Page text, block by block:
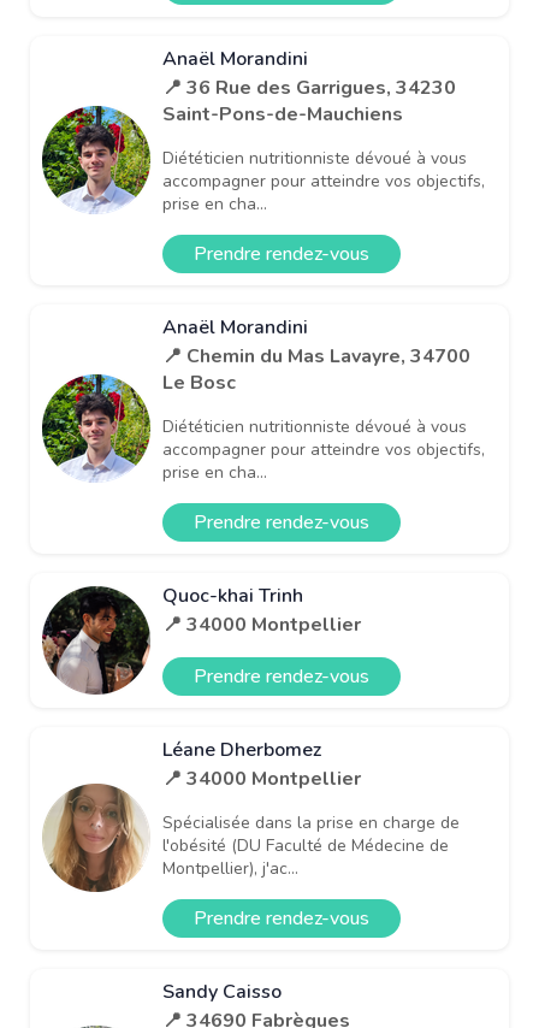
Anaël Morandini
📍 36 Rue des Garrigues, 34230
Saint-Pons-de-Mauchiens
Diététicien nutritionniste dévoué à vous
accompagner pour atteindre vos objectifs,
prise en cha...
Prendre rendez-vous
Anaël Morandini
📍 Chemin du Mas Lavayre, 34700
Le Bosc
Diététicien nutritionniste dévoué à vous
accompagner pour atteindre vos objectifs,
prise en cha...
Prendre rendez-vous
Quoc-khai Trinh
📍 34000 Montpellier
Prendre rendez-vous
Léane Dherbomez
📍 34000 Montpellier
Spécialisée dans la prise en charge de
l'obésité (DU Faculté de Médecine de
Montpellier), j'ac...
Prendre rendez-vous
Sandy Caisso
📍 34690 Fabrègues